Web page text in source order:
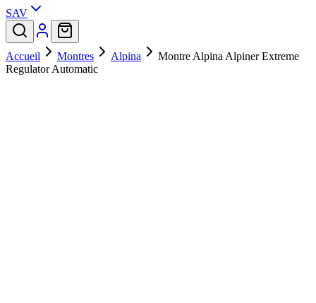
SAV
Accueil Montres Alpina
Montre Alpina Alpiner Extreme
Regulator Automatic